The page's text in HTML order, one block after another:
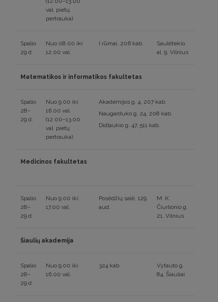
val. pietų
pertrauka)
Spalio
29 d.
Nuo 08.00 iki
12.00 val.
I rūmai, 206 kab.
Saulėtekio
al. 9, Vilnius
Matematikos ir informatikos fakultetas
Spalio
28–
29 d.
Nuo 9.00 iki
16.00 val.
(12.00–13.00
val. pietų
pertrauka)
Akademijos g. 4, 207 kab.
Naugarduko g. 24, 208 kab.
Didlaukio g. 47, 511 kab.
Medicinos fakultetas
Spalio
28–
29 d.
Nuo 9.00 iki
17.00 val.
Posėdžių salė, 129
aud.
M. K.
Čiurlionio g.
21, Vilnius
Šiaulių akademija
Spalio
28–
29 d.
Nuo 9.00 iki
16.00 val.
324 kab.
Vytauto g.
84, Šiauliai